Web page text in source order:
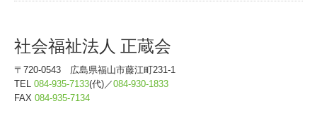
社会福祉法人 正蔵会
〒720-0543 広島県福山市藤江町231-1
TEL 084-935-7133(代)／084-930-1833
FAX 084-935-7134